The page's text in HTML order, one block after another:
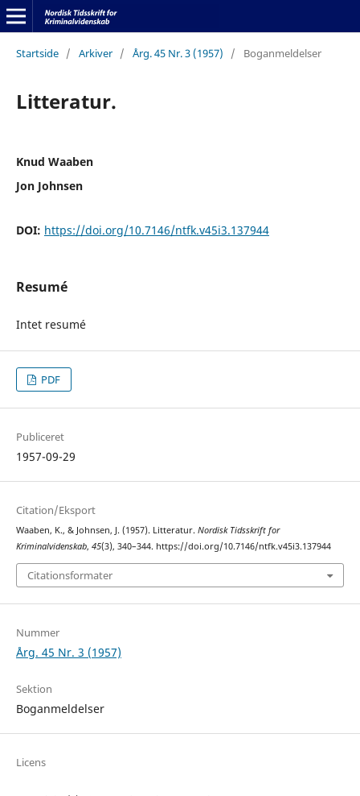
Startside / Arkiver / Årg. 45 Nr. 3 (1957) / Boganmeldelser
Litteratur.
Knud Waaben
Jon Johnsen
DOI: https://doi.org/10.7146/ntfk.v45i3.137944
Resumé
Intet resumé
PDF
Publiceret
1957-09-29
Citation/Eksport
Waaben, K., & Johnsen, J. (1957). Litteratur. Nordisk Tidsskrift for
Kriminalvidenskab, 45(3), 340–344. https://doi.org/10.7146/ntfk.v45i3.137944
Citationsformater
Nummer
Årg. 45 Nr. 3 (1957)
Sektion
Boganmeldelser
Licens